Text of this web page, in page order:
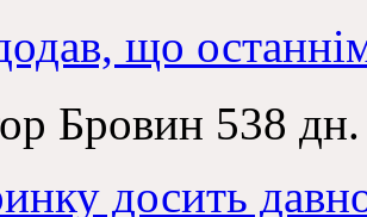
що
Бровин 538
досить